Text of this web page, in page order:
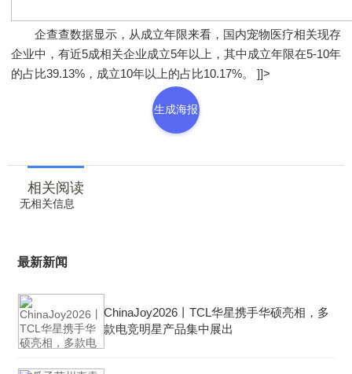
企查查数据显示，从成立年限来看，国内宠物医疗相关现存
企业中，有近5成相关企业成立5年以上，其中成立年限在5-10年
的占比39.13%，成立10年以上的占比10.17%。 ]]>
生成海报
相关阅读
无相关信息
最新新闻
ChinaJoy2026丨TCL华星携手华硕亮相，多
款电竞明星产品集中展出